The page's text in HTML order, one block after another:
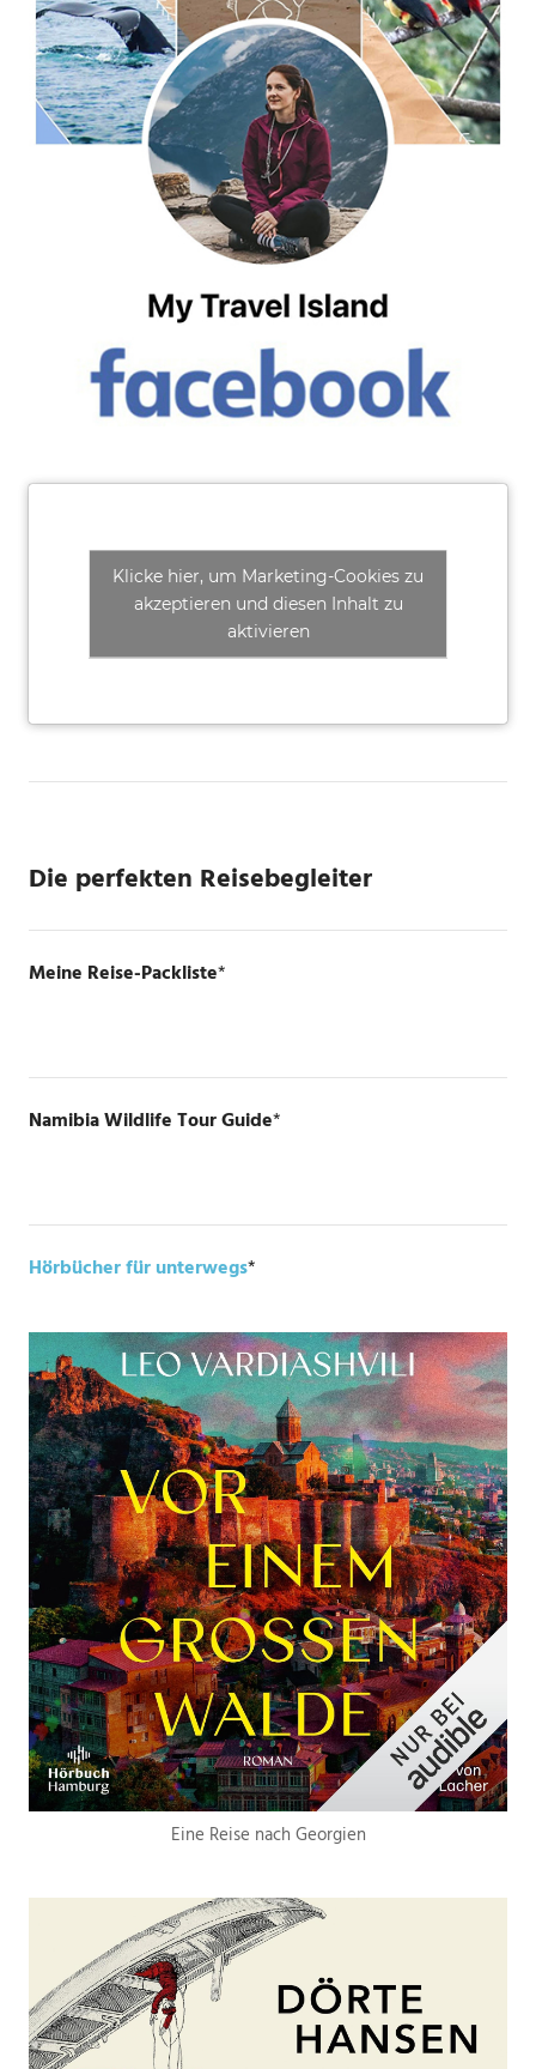
Klicke hier, um Marketing-Cookies zu
akzeptieren und diesen Inhalt zu
aktivieren
Die perfekten Reisebegleiter
Meine Reise-Packliste*
Namibia Wildlife Tour Guide*
Hörbücher für unterwegs*
Eine Reise nach Georgien